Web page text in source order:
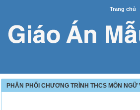
Trang chủ
PHÂN PHỐI CHƯƠNG TRÌNH THCS MÔN NGỮ